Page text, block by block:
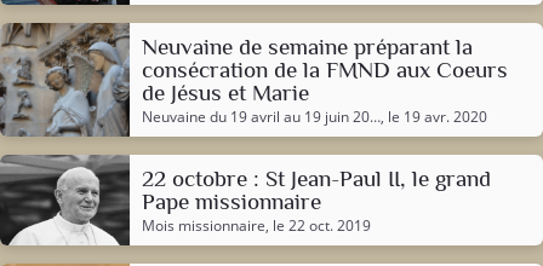
Neuvaine de semaine préparant la
consécration de la FMND aux Coeurs
de Jésus et Marie
Neuvaine du 19 avril au 19 juin 20…, le 19 avr. 2020
22 octobre : St Jean-Paul II, le grand
Pape missionnaire
Mois missionnaire, le 22 oct. 2019